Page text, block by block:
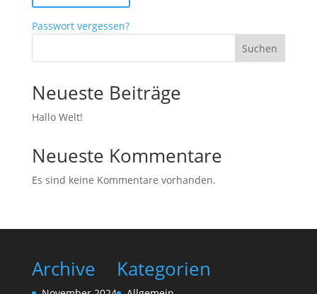
Passwort vergessen?
Suchen
Neueste Beiträge
Hallo Welt!
Neueste Kommentare
Es sind keine Kommentare vorhanden.
Archive Kategorien